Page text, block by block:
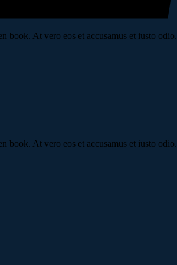
book. At vero eos et accusamus et iusto odio.
book. At vero eos et accusamus et iusto odio.